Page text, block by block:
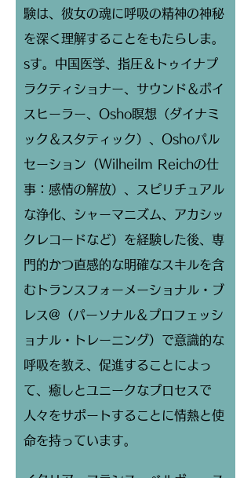
験は、彼女の魂に呼吸の精神の神秘
を深く理解することをもたらしま。
sす。中国医学、指圧＆トゥイナプ
ラクティショナー、サウンド＆ボイ
スヒーラー、Osho瞑想（ダイナミ
ック＆スタティック）、Oshoパル
セーション（Wilheilm Reichの仕
事：感情の解放）、スピリチュアル
な浄化、シャーマニズム、アカシッ
クレコードなど）を経験した後、専
門的かつ直感的な明確なスキルを含
むトランスフォーメーショナル・ブ
レス@（パーソナル＆プロフェッシ
ョナル・トレーニング）で意識的な
呼吸を教え、促進することによっ
て、癒しとユニークなプロセスで
人々をサポートすることに情熱と使
命を持っています。